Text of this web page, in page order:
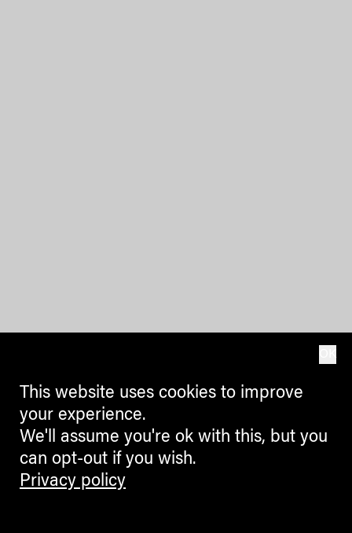
This website uses cookies to improve
your experience.
We'll assume you're ok with this, but you
can opt-out if you wish.
Privacy policy